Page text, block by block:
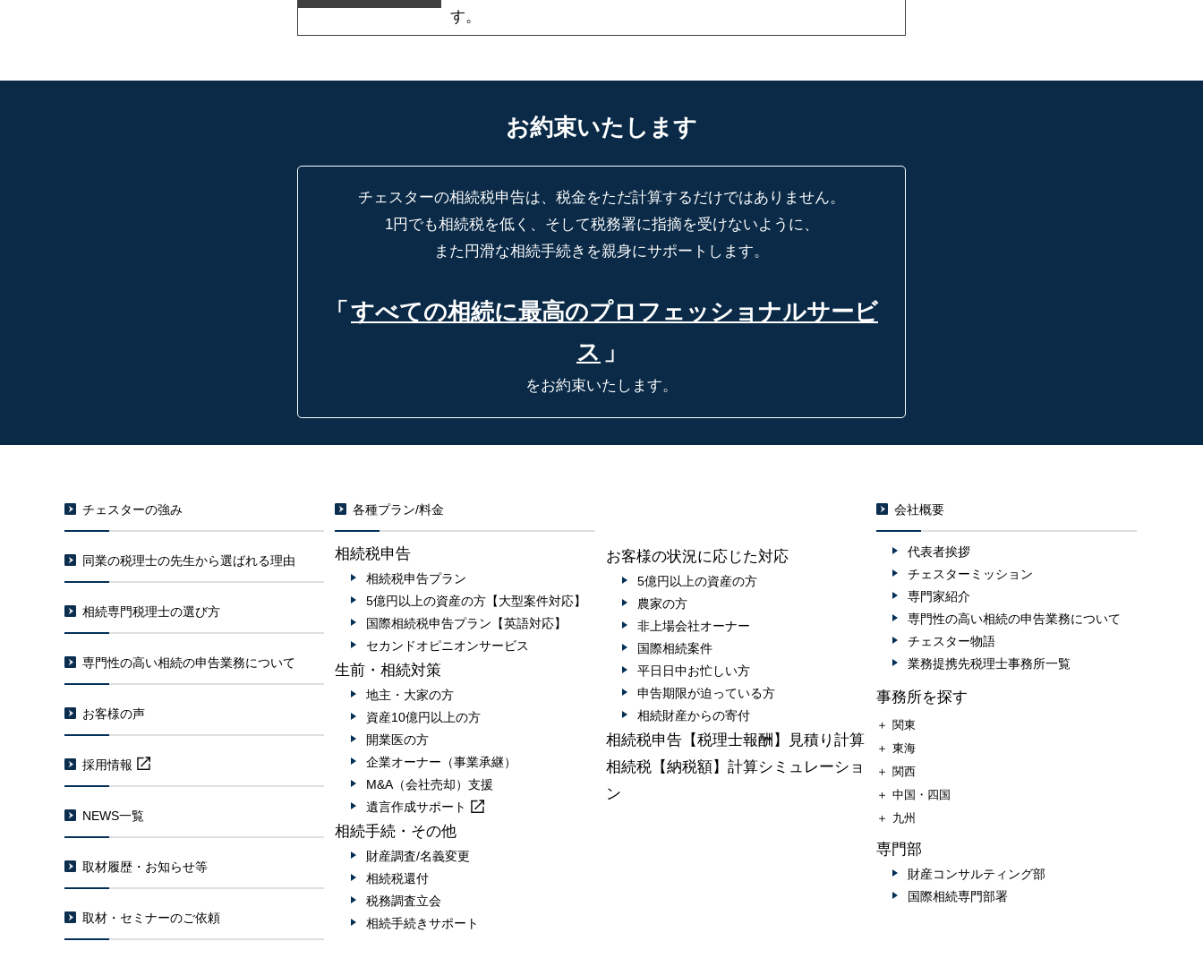
す。
お約束いたします
チェスターの相続税申告は、税金をただ計算するだけではありません。
1円でも相続税を低く、そして税務署に指摘を受けないように、
また円滑な相続手続きを親身にサポートします。
「 すべての相続に最高のプロフェッショナルサービ
ス 」
をお約束いたします。
チェスターの強み
同業の税理士の先生から選ばれる理由
相続専門税理士の選び方
専門性の高い相続の申告業務について
お客様の声
採用情報
NEWS一覧
取材履歴・お知らせ等
取材・セミナーのご依頼
各種プラン/料金
相続税申告
相続税申告プラン
5億円以上の資産の方【大型案件対応】
国際相続税申告プラン【英語対応】
セカンドオピニオンサービス
生前・相続対策
地主・大家の方
資産10億円以上の方
開業医の方
企業オーナー（事業承継）
M&A（会社売却）支援
遺言作成サポート
相続手続・その他
財産調査/名義変更
相続税還付
税務調査立会
相続手続きサポート
お客様の状況に応じた対応
5億円以上の資産の方
農家の方
非上場会社オーナー
国際相続案件
平日日中お忙しい方
申告期限が迫っている方
相続財産からの寄付
相続税申告【税理士報酬】見積り計算
相続税【納税額】計算シミュレーショ
ン
会社概要
代表者挨拶
チェスターミッション
専門家紹介
専門性の高い相続の申告業務について
チェスター物語
業務提携先税理士事務所一覧
事務所を探す
＋ 関東
＋ 東海
＋ 関西
＋ 中国・四国
＋ 九州
専門部
財産コンサルティング部
国際相続専門部署